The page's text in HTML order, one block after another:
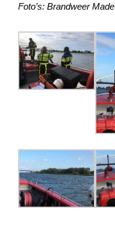
Foto’s: Brandweer Made